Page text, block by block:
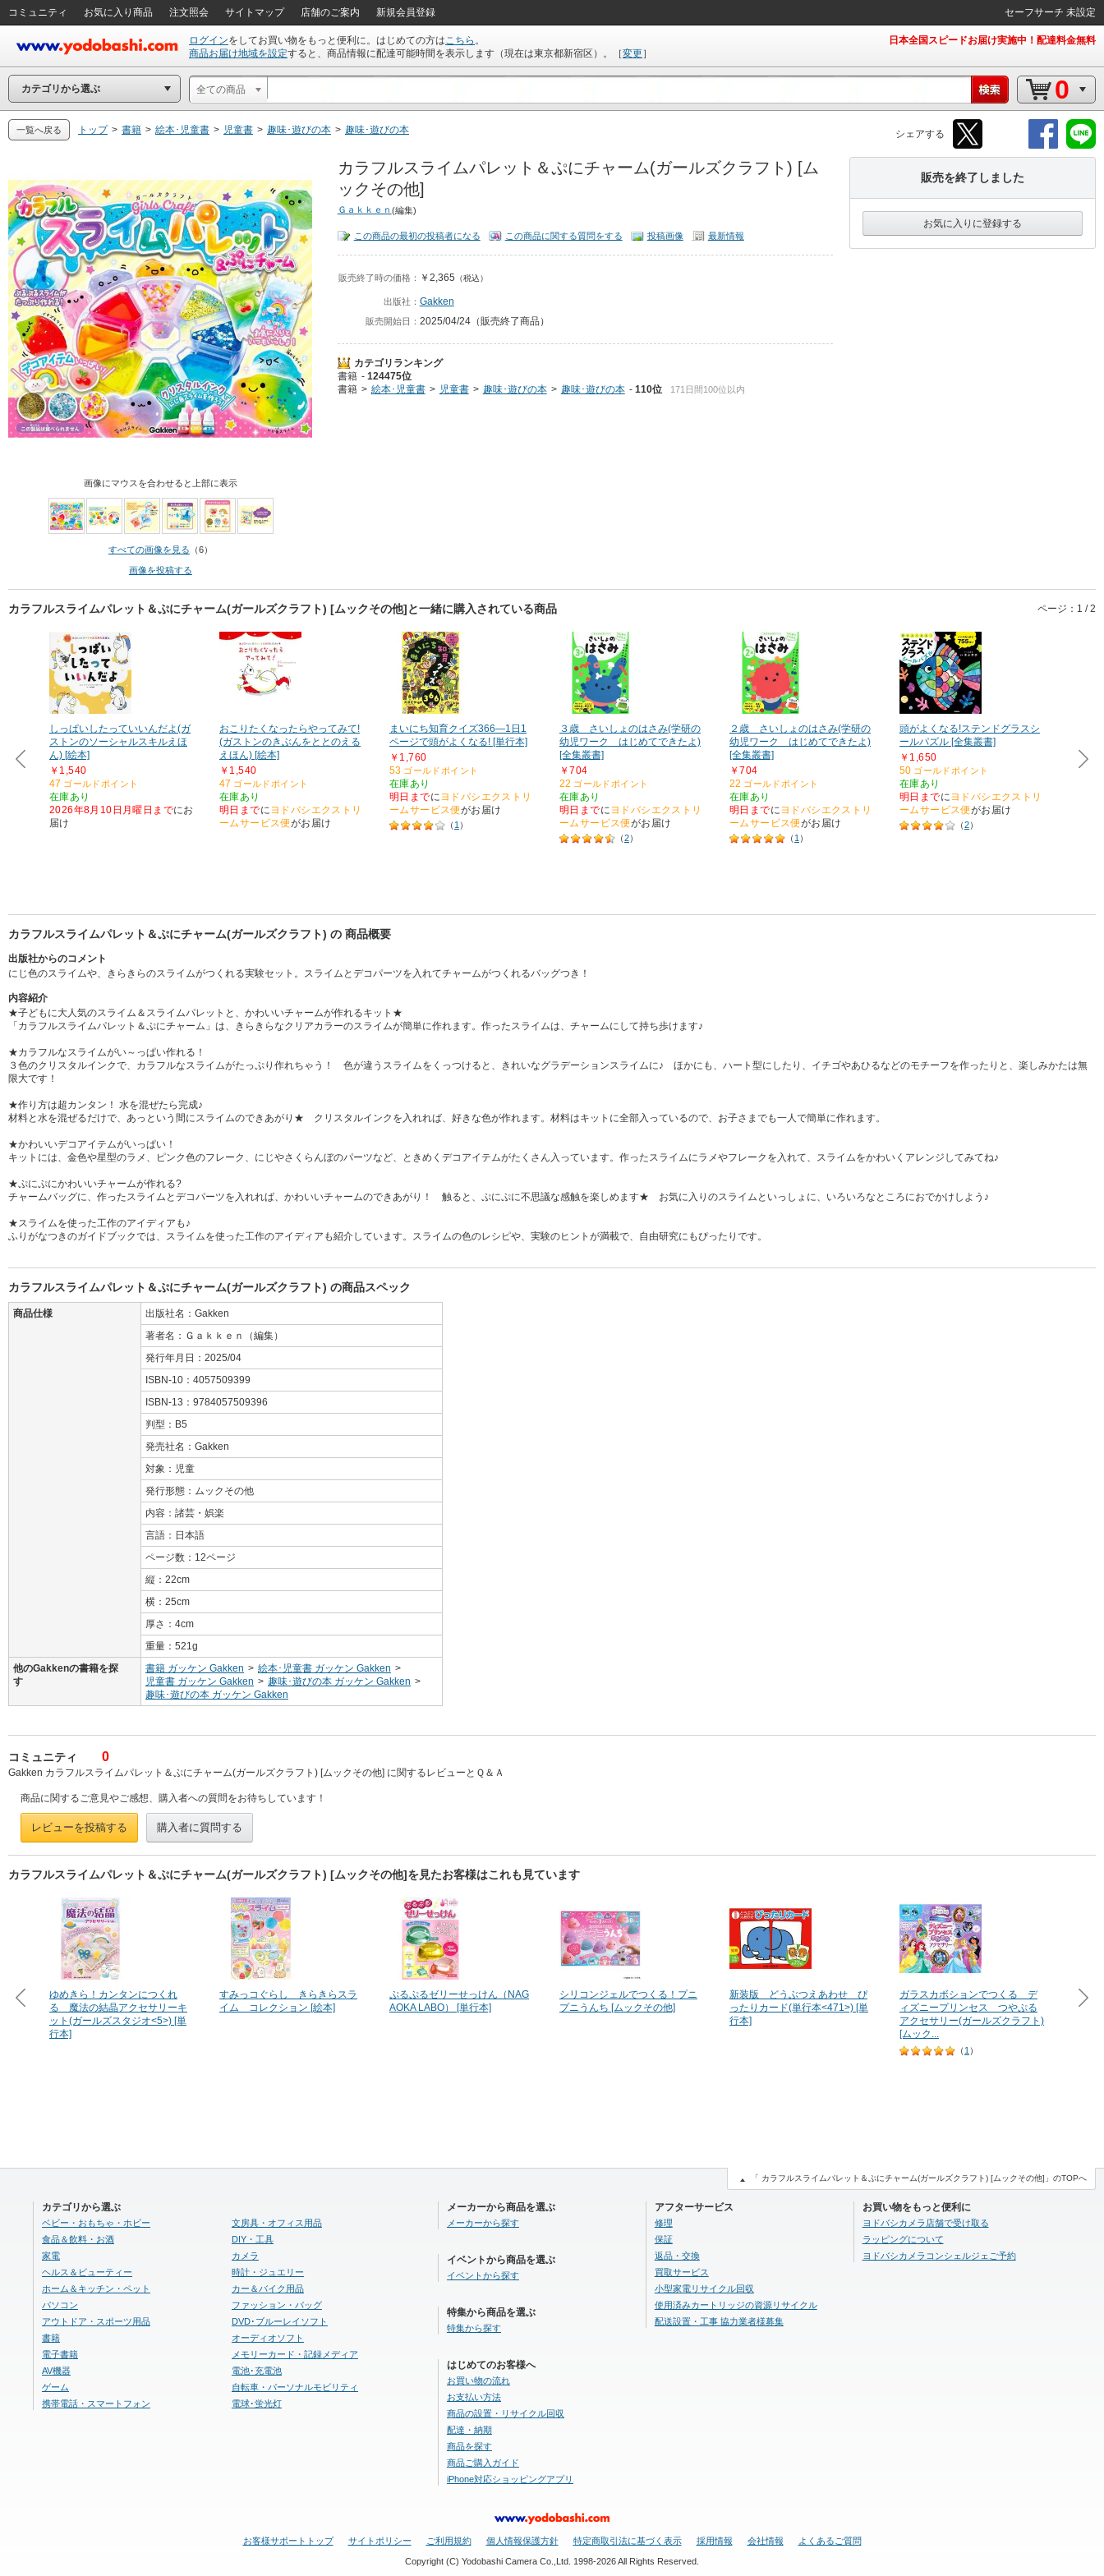
コミュニティ お気に入り商品 注文照会 サイトマップ 店舗のご案内 新規会員登録 セーフサーチ 未設定
ログインをしてお買い物をもっと便利に。はじめての方はこちら 。
商品お届け地域を設定すると、商品情報に配達可能時間を表示します（現在は東京都新宿区 ）。 ［変更］
日本全国スピードお届け実施中！配達料金無料
カテゴリから選ぶ 全ての商品 0
シェアする
一覧へ戻る トップ > 書籍 > 絵本･児童書 > 児童書 > 趣味･遊びの本 > 趣味･遊びの本
画像にマウスを合わせると上部に表示
すべての画像を見る （6）
画像を投稿する
カラフルスライムパレット＆ぷにチャーム(ガールズクラフト) [ム
ックその他]
Ｇａｋｋｅｎ (編集)
この商品の最初の投稿者になる この商品に関する質問をする 投稿画像 最新情報
販売終了時の価格： ￥2,365 （税込）
出版社： Gakken
販売開始日： 2025/04/24（販売終了商品）
カテゴリランキング
書籍
124475位
書籍
絵本･児童書 児童書 趣味･遊びの本 趣味･遊びの本 110位 171日間100位以内
販売を終了しました
お気に入りに登録する
カラフルスライムパレット＆ぷにチャーム(ガールズクラフト) [ムックその他]と一緒に購入されている商品 ページ：1 / 2
しっぱいしたっていいんだよ(ガ
ストンのソーシャルスキルえほ
ん) [絵本]
￥1,540
47 ゴールドポイント
在庫あり
2026年8月10日月曜日までにお
届け
おこりたくなったらやってみて!
(ガストンのきぶんをととのえる
えほん) [絵本]
￥1,540
47 ゴールドポイント
在庫あり
明日までにヨドバシエクストリ
ームサービス便がお届け
まいにち知育クイズ366―1日1
ページで頭がよくなる! [単行本]
￥1,760
53 ゴールドポイント
在庫あり
明日までにヨドバシエクストリ
ームサービス便がお届け
（ 1 ）
３歳 さいしょのはさみ(学研の
幼児ワーク はじめてできたよ)
[全集叢書]
￥704
22 ゴールドポイント
在庫あり
明日までにヨドバシエクストリ
ームサービス便がお届け
（2）
２歳 さいしょのはさみ(学研の
幼児ワーク はじめてできたよ)
[全集叢書]
￥704
22 ゴールドポイント
在庫あり
明日までにヨドバシエクストリ
ームサービス便がお届け
（ 1 ）
頭がよくなる!ステンドグラスシ
ールパズル [全集叢書]
￥1,650
50 ゴールドポイント
在庫あり
明日までにヨドバシエクストリ
ームサービス便がお届け
（2）
￥990
30
カラフルスライムパレット＆ぷにチャーム(ガールズクラフト) の 商品概要
出版社からのコメント
にじ色のスライムや、きらきらのスライムがつくれる実験セット。スライムとデコパーツを入れてチャームがつくれるバッグつき！
内容紹介
★子どもに大人気のスライム＆スライムパレットと、かわいいチャームが作れるキット★
「カラフルスライムパレット＆ぷにチャーム」は、きらきらなクリアカラーのスライムが簡単に作れます。作ったスライムは、チャームにして持ち歩けます♪
★カラフルなスライムがい～っぱい作れる！
３色のクリスタルインクで、カラフルなスライムがたっぷり作れちゃう！ 色が違うスライムをくっつけると、きれいなグラデーションスライムに♪ ほかにも、ハート型にしたり、イチゴやあひるなどのモチーフを作ったりと、楽しみかたは無
限大です！
★作り方は超カンタン！ 水を混ぜたら完成♪
材料と水を混ぜるだけで、あっという間にスライムのできあがり★ クリスタルインクを入れれば、好きな色が作れます。材料はキットに全部入っているので、お子さまでも一人で簡単に作れます。
★かわいいデコアイテムがいっぱい！
キットには、金色や星型のラメ、ピンク色のフレーク、にじやさくらんぼのパーツなど、ときめくデコアイテムがたくさん入っています。作ったスライムにラメやフレークを入れて、スライムをかわいくアレンジしてみてね♪
★ぷにぷにかわいいチャームが作れる?
チャームバッグに、作ったスライムとデコパーツを入れれば、かわいいチャームのできあがり！ 触ると、ぷにぷに不思議な感触を楽しめます★ お気に入りのスライムといっしょに、いろいろなところにおでかけしよう♪
★スライムを使った工作のアイディアも♪
ふりがなつきのガイドブックでは、スライムを使った工作のアイディアも紹介しています。スライムの色のレシピや、実験のヒントが満載で、自由研究にもぴったりです。
カラフルスライムパレット＆ぷにチャーム(ガールズクラフト) の商品スペック
商品仕様
出版社名：Gakken
著者名：Ｇａｋｋｅｎ（編集）
発行年月日：2025/04
ISBN-10：4057509399
ISBN-13：9784057509396
判型：B5
発売社名：Gakken
対象：児童
発行形態：ムックその他
内容：諸芸・娯楽
言語：日本語
ページ数：12ページ
縦：22cm
横：25cm
厚さ：4cm
重量：521g
他のGakkenの書籍を探
す
書籍 ガッケン Gakken > 絵本･児童書 ガッケン Gakken >
児童書 ガッケン Gakken > 趣味･遊びの本 ガッケン Gakken >
趣味･遊びの本 ガッケン Gakken
コミュニティ 0
Gakken カラフルスライムパレット＆ぷにチャーム(ガールズクラフト) [ムックその他] に関するレビューとＱ＆Ａ
商品に関するご意見やご感想、購入者への質問をお待ちしています！
レビューを投稿する 購入者に質問する
カラフルスライムパレット＆ぷにチャーム(ガールズクラフト) [ムックその他]を見たお客様はこれも見ています
ゆめきら！カンタンにつくれ
る 魔法の結晶アクセサリーキ
ット(ガールズスタジオ<5>) [単
行本]
すみっコぐらし きらきらスラ
イム コレクション [絵本]
ぷるぷるゼリーせっけん（NAG
AOKA LABO） [単行本]
シリコンジェルでつくる！プニ
プニうんち [ムックその他]
新装版 どうぶつえあわせ ぴ
ったりカード(単行本<471>) [単
行本]
ガラスカボションでつくる デ
ィズニープリンセス つやぷる
アクセサリー(ガールズクラフト)
[ムック...
（ 1 ）
はじ
ッド
カテゴリから選ぶ
ベビー・おもちゃ・ホビー
食品＆飲料・お酒
家電
ヘルス＆ビューティー
ホーム＆キッチン・ペット
パソコン
アウトドア・スポーツ用品
書籍
電子書籍
AV機器
ゲーム
携帯電話・スマートフォン
文房具・オフィス用品
DIY・工具
カメラ
時計・ジュエリー
カー＆バイク用品
ファッション・バッグ
DVD･ブルーレイソフト
オーディオソフト
メモリーカード・記録メディア
電池･充電池
自転車・パーソナルモビリティ
電球･蛍光灯
メーカーから商品を選ぶ
メーカーから探す
イベントから商品を選ぶ
イベントから探す
特集から商品を選ぶ
特集から探す
はじめてのお客様へ
お買い物の流れ
お支払い方法
商品の設置・リサイクル回収
配達・納期
商品を探す
商品ご購入ガイド
iPhone対応ショッピングアプリ
アフターサービス
修理
保証
返品・交換
買取サービス
小型家電リサイクル回収
使用済みカートリッジの資源リサイクル
配送設置・工事 協力業者様募集
お買い物をもっと便利に
ヨドバシカメラ店舗で受け取る
ラッピングについて
ヨドバシカメラコンシェルジェご予約
お客様サポートトップ サイトポリシー ご利用規約 個人情報保護方針 特定商取引法に基づく表示 採用情報 会社情報 よくあるご質問
Copyright (C) Yodobashi Camera Co.,Ltd. 1998-2026 All Rights Reserved.
「 カラフルスライムパレット＆ぷにチャーム(ガールズクラフト) [ムックその他]」のTOPへ